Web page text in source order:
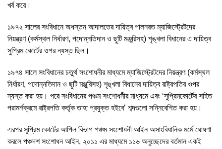
খর্ব করে।
১৯৭২ সালের সংবিধানে অধস্তন আদালতের দায়িত্ব পালনরত ম্যাজিস্ট্রেটদের
নিয়ন্ত্রণ (কর্মস্থল নির্ধারণ, পদোন্নতিদান ও ছুটি মঞ্জুরিসহ) শৃঙ্খলা বিধানের এ দায়িত্ব
সুপ্রিম কোর্টের ওপর ন্যস্ত ছিল।
১৯৭৪ সালে সংবিধানের চতুর্থ সংশোধনীর মাধ্যমে ম্যাজিস্ট্রেটদের নিয়ন্ত্রণ (কর্মস্থল
নির্ধারণ, পদোন্নতিদান ও ছুটি মঞ্জুরিসহ) শৃঙ্খলা বিধানের দায়িত্ব রাষ্ট্রপতির ওপর
ন্যস্ত করা হয়। পরে সংবিধানের পঞ্চম সংশোধনীর মাধ্যমে এবং ‘সুপ্রিমকোর্টের সহিত
পরামর্শক্রমে রাষ্ট্রপতি কর্তৃক তাহা প্রযুক্ত হইবে’ শব্দগুলো সন্নিবেশিত করা হয়।
এরপর সুপ্রিম কোর্টের আপিল বিভাগ পঞ্চম সংশোধনী আইন অসাংবিধানিক মর্মে ঘোষণা
করলে পঞ্চদশ সংশোধন আইন, ২০১১ এর মাধ্যমে ১১৬ অনুচ্ছেদের বর্তমান একই